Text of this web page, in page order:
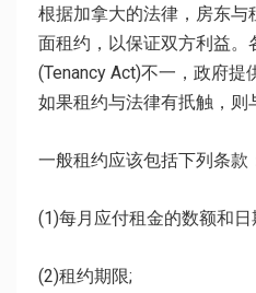
根据加拿大的法律，房东与
面租约，以保证双方利益。
(Tenancy Act)不一，政府提
如果租约与法律有扺触，则
一般租约应该包括下列条款
(1)每月应付租金的数额和日
(2)租约期限;